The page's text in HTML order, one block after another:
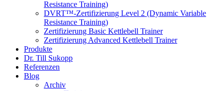
Resistance Training)
DVRT™-Zertifizierung Level 2 (Dynamic Variable
Resistance Training)
Zertifizierung Basic Kettlebell Trainer
Zertifizierung Advanced Kettlebell Trainer
Produkte
Dr. Till Sukopp
Referenzen
Blog
Archiv